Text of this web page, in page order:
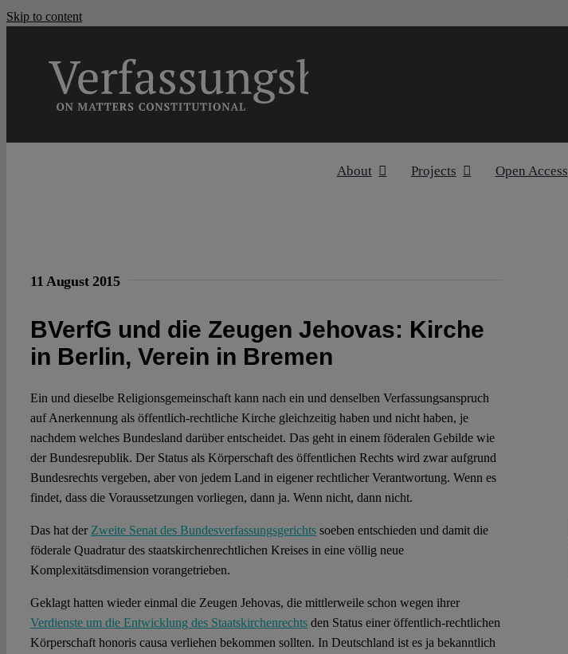
Skip to content
About Projects Open Access
11 August 2015
BVerfG und die Zeugen Jehovas: Kirche
in Berlin, Verein in Bremen
Ein und dieselbe Religionsgemeinschaft kann nach ein und denselben Verfassungsanspruch
auf Anerkennung als öffentlich-rechtliche Kirche gleichzeitig haben und nicht haben, je
nachdem welches Bundesland darüber entscheidet. Das geht in einem föderalen Gebilde wie
der Bundesrepublik. Der Status als Körperschaft des öffentlichen Rechts wird zwar aufgrund
Bundesrechts vergeben, aber von jedem Land in eigener rechtlicher Verantwortung. Wenn es
findet, dass die Voraussetzungen vorliegen, dann ja. Wenn nicht, dann nicht.
Das hat der Zweite Senat des Bundesverfassungsgerichtssoeben entschieden und damit die
föderale Quadratur des staatskirchenrechtlichen Kreises in eine völlig neue
Komplexitätsdimension vorangetrieben.
Geklagt hatten wieder einmal die Zeugen Jehovas, die mittlerweile schon wegen ihrer
Verdienste um die Entwicklung des Staatskirchenrechtsden Status einer öffentlich-rechtlichen
Körperschaft honoris causa verliehen bekommen sollten. In Deutschland ist es ja bekanntlich